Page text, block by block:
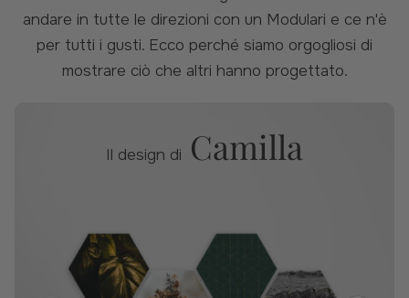
andare in tutte le direzioni con un Modulari e ce n'è
per tutti i gusti. Ecco perché siamo orgogliosi di
mostrare ciò che altri hanno progettato.
Il design di Camilla